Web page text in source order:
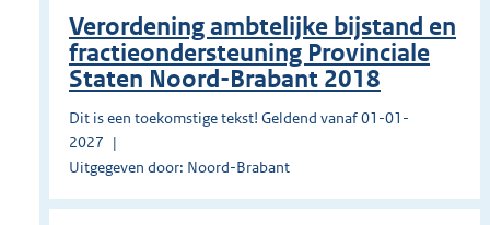
Verordening ambtelijke bijstand en
fractieondersteuning Provinciale
Staten Noord-Brabant 2018
Dit is een toekomstige tekst! Geldend vanaf 01-01-
2027
Uitgegeven door: Noord-Brabant